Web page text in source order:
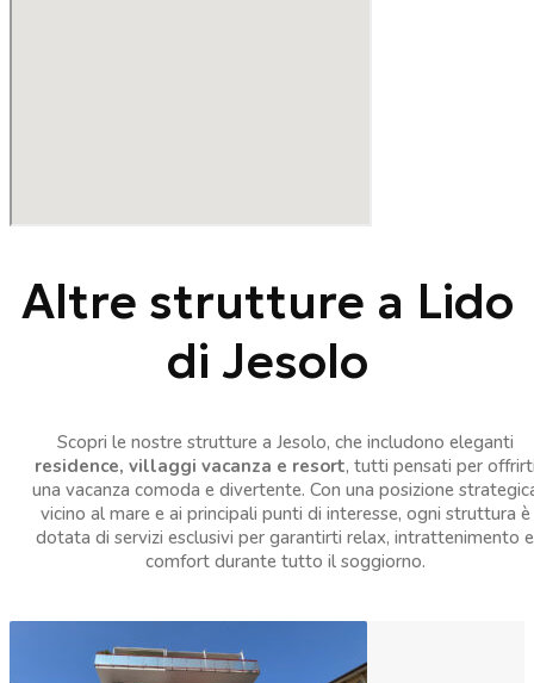
Altre strutture a Lido
di Jesolo
Scopri le nostre strutture a Jesolo, che includono eleganti
residence, villaggi vacanza e resort, tutti pensati per
una vacanza comoda e divertente. Con una posizione
vicino al mare e ai principali punti di interesse, ogni struttura è
dotata di servizi esclusivi per garantirti relax, intrattenimento e
comfort durante tutto il soggiorno.